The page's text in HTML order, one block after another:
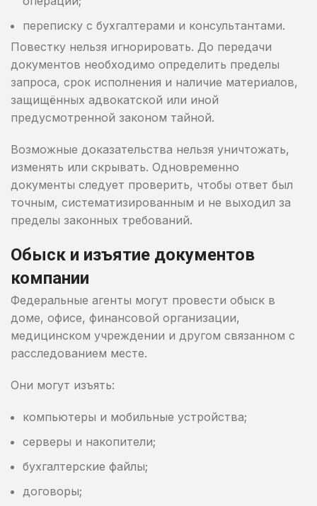
переписку с бухгалтерами и консультантами.
Повестку нельзя игнорировать. До передачи
документов необходимо определить пределы
запроса, срок исполнения и наличие материалов,
защищённых адвокатской или иной
предусмотренной законом тайной.
Возможные доказательства нельзя уничтожать,
изменять или скрывать. Одновременно
документы следует проверить, чтобы ответ был
точным, систематизированным и не выходил за
пределы законных требований.
Обыск и изъятие документов
компании
Федеральные агенты могут провести обыск в
доме, офисе, финансовой организации,
медицинском учреждении и другом связанном с
расследованием месте.
Они могут изъять:
компьютеры и мобильные устройства;
серверы и накопители;
бухгалтерские файлы;
договоры;